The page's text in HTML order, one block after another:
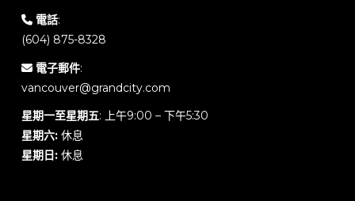
電話:
(604) 875-8328
電子郵件:
vancouver@grandcity.com
星期一至星期五: 上午9:00 – 下午5:30
星期六: 休息
星期日:休息